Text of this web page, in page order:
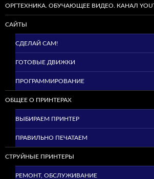
ОРГТЕХНИКА. ОБУЧАЮЩЕЕ ВИДЕО. КАНАЛ
САЙТЫ
СДЕЛАЙ САМ!
ГОТОВЫЕ ДВИЖКИ
ПРОГРАММИРОВАНИЕ
ОБЩЕЕ О ПРИНТЕРАХ
ВЫБИРАЕМ ПРИНТЕР
ПРАВИЛЬНО ПЕЧАТАЕМ
СТРУЙНЫЕ ПРИНТЕРЫ
РЕМОНТ, ОБСЛУЖИВАНИЕ